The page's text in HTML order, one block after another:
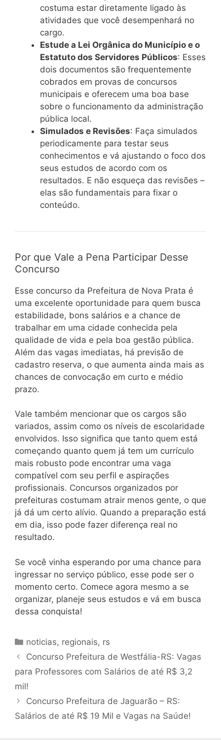
costuma estar diretamente ligado às
atividades que você desempenhará no
cargo.
Estude a Lei Orgânica do Município e o
Estatuto dos Servidores Públicos: Esses
dois documentos são frequentemente
cobrados em provas de concursos
municipais e oferecem uma boa base
sobre o funcionamento da administração
pública local.
Simulados e Revisões: Faça simulados
periodicamente para testar seus
conhecimentos e vá ajustando o foco dos
seus estudos de acordo com os
resultados. E não esqueça das revisões –
elas são fundamentais para fixar o
conteúdo.
Por que Vale a Pena Participar Desse
Concurso
Esse concurso da Prefeitura de Nova Prata é
uma excelente oportunidade para quem busca
estabilidade, bons salários e a chance de
trabalhar em uma cidade conhecida pela
qualidade de vida e pela boa gestão pública.
Além das vagas imediatas, há previsão de
cadastro reserva, o que aumenta ainda mais as
chances de convocação em curto e médio
prazo.
Vale também mencionar que os cargos são
variados, assim como os níveis de escolaridade
envolvidos. Isso significa que tanto quem está
começando quanto quem já tem um currículo
mais robusto pode encontrar uma vaga
compatível com seu perfil e aspirações
profissionais. Concursos organizados por
prefeituras costumam atrair menos gente, o que
já dá um certo alívio. Quando a preparação está
em dia, isso pode fazer diferença real no
resultado.
Se você vinha esperando por uma chance para
ingressar no serviço público, esse pode ser o
momento certo. Comece agora mesmo a se
organizar, planeje seus estudos e vá em busca
dessa conquista!
Categorias
noticias, regionais, rs
Concurso Prefeitura de Westfália-RS: Vagas
para Professores com Salários de até R$ 3,2
mil!
Concurso Prefeitura de Jaguarão – RS:
Salários de até R$ 19 Mil e Vagas na Saúde!